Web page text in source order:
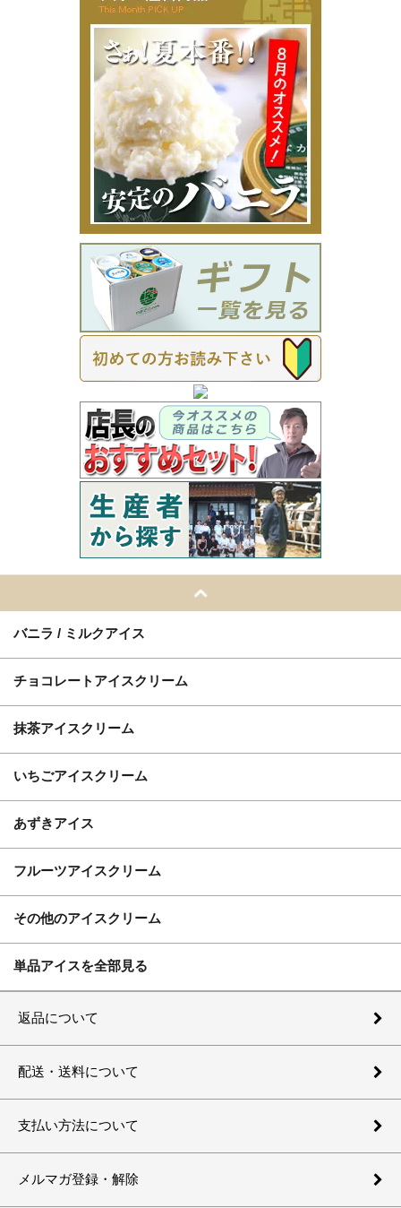
バニラ / ミルクアイス
チョコレートアイスクリーム
抹茶アイスクリーム
いちごアイスクリーム
あずきアイス
フルーツアイスクリーム
その他のアイスクリーム
単品アイスを全部見る
返品について
配送・送料について
支払い方法について
メルマガ登録・解除